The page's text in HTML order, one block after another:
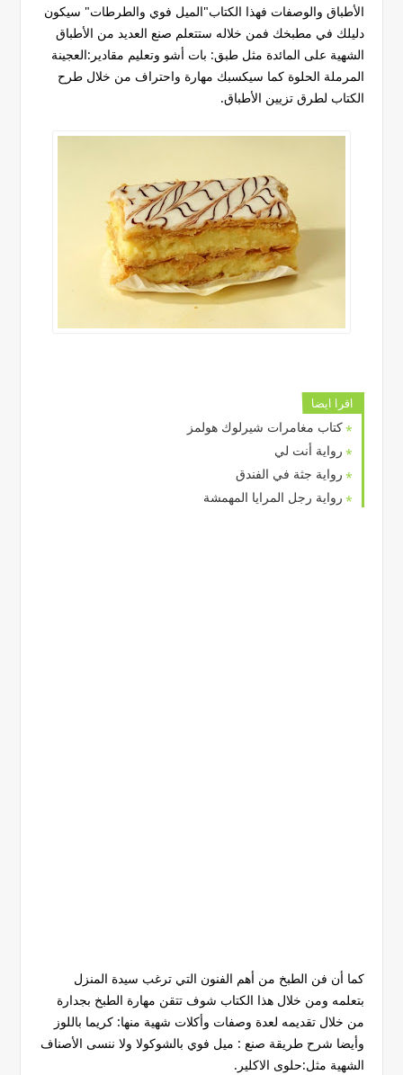
الأطباق والوصفات فهذا الكتاب"الميل فوي والطرطات" سيكون
دليلك في مطبخك فمن خلاله ستتعلم صنع العديد من الأطباق
الشهية على المائدة مثل طبق: بات أشو وتعليم مقادير:العجينة
المرملة الحلوة كما سيكسبك مهارة واحتراف من خلال طرح
الكتاب لطرق تزيين الأطباق.
اقرا ايضا
كتاب مغامرات شيرلوك هولمز
رواية أنت لي
رواية جثة في الفندق
رواية رجل المرايا المهمشة
كما أن فن الطبخ من أهم الفنون التي ترغب سيدة المنزل
بتعلمه ومن خلال هذا الكتاب شوف تتقن مهارة الطبخ بجدارة
من خلال تقديمه لعدة وصفات وأكلات شهية منها: كريما باللوز
وأيضا شرح طريقة صنع : ميل فوي بالشوكولا ولا ننسى الأصناف
الشهية مثل:حلوى الاكلير.